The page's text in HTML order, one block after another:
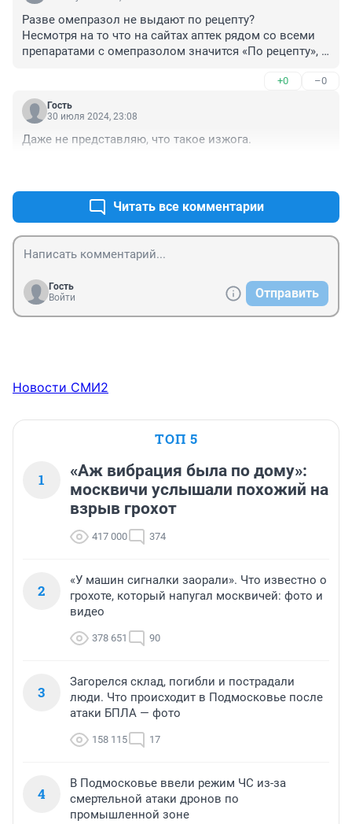
Разве омепразол не выдают по рецепту?
Несмотря на то что на сайтах аптек рядом со всеми
препаратами с омепразолом значится «По рецепту»,
Единственное — их не получится заказать онлайн.
— Такое было всегда, потому что производитель
пишет «отпуск по рецепту» практически на всех
практика, что рецепт требуют только на препараты
плашки состоит в том, что такие медикаменты на
дом курьером не доставляются.
+0 –0
Гость
30 июля 2024, 23:08
Даже не представляю, что такое изжога.
Читать все комментарии
Гость
Войти
Отправить
Новости СМИ2
ТОП 5
1
«Аж вибрация была по дому»:
москвичи услышали похожий на
взрыв грохот
417 000 374
2
«У машин сигналки заорали». Что известно о
грохоте, который напугал москвичей: фото и
видео
378 651 90
3
Загорелся склад, погибли и пострадали
люди. Что происходит в Подмосковье после
атаки БПЛА — фото
158 115 17
4
В Подмосковье ввели режим ЧС из-за
смертельной атаки дронов по
промышленной зоне